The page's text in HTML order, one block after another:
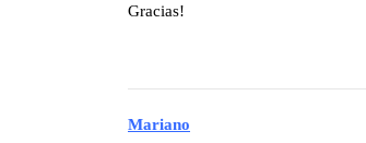
Gracias!
Mariano